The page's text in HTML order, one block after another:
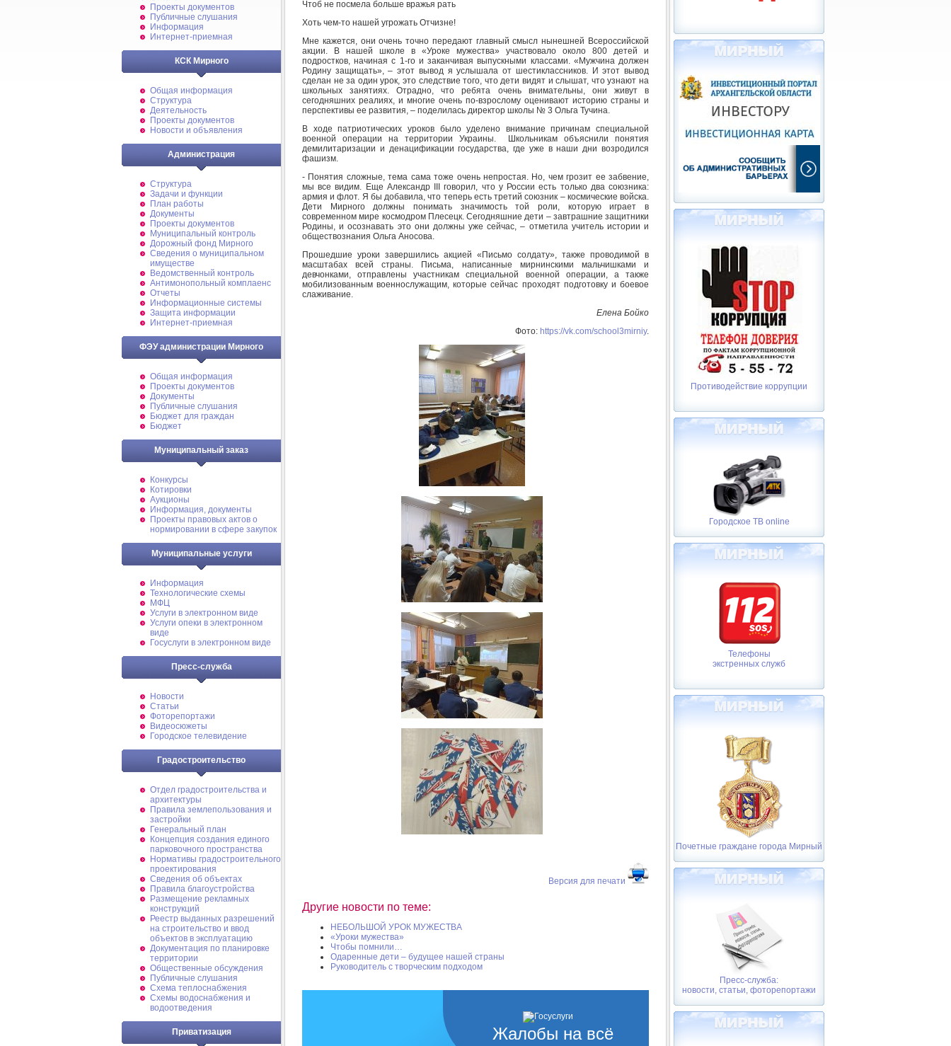
Проекты документов
Публичные слушания
Информация
Интернет-приемная
КСК Мирного
Общая информация
Структура
Деятельность
Проекты документов
Новости и объявления
Администрация
Структура
Задачи и функции
План работы
Документы
Проекты документов
Муниципальный контроль
Дорожный фонд Мирного
Cведения о муниципальном
имуществе
Ведомственный контроль
Антимонопольный комплаенс
Отчеты
Информационные системы
Защита информации
Интернет-приемная
ФЭУ администрации Мирного
Общая информация
Проекты документов
Документы
Публичные слушания
Бюджет для граждан
Бюджет
Муниципальный заказ
Конкурсы
Котировки
Аукционы
Информация, документы
Проекты правовых актов о
нормировании в сфере закупок
Муниципальные услуги
Информация
Технологические схемы
МФЦ
Услуги в электронном виде
Услуги опеки в электронном
виде
Госуслуги в электронном виде
Пресс-служба
Новости
Статьи
Фоторепортажи
Видеосюжеты
Городское телевидение
Градостроительство
Отдел градостроительства и
архитектуры
Правила землепользования и
застройки
Генеральный план
Концепция создания единого
парковочного пространства
Нормативы градостроительного
проектирования
Сведения об объектах
Правила благоустройства
Размещение рекламных
конструкций
Реестр выданных разрешений
на строительство и ввод
объектов в эксплуатацию
Документация по планировке
территории
Общественные обсуждения
Публичные слушания
Схема теплоснабжения
Схемы водоснабжения и
водоотведения
Приватизация
Чтоб не посмела больше вражья рать
Хоть чем-то нашей угрожать Отчизне!
Мне кажется, они очень точно передают главный смысл нынешней Всероссийской
акции. В нашей школе в «Уроке мужества» участвовало около 800 детей и
подростков, начиная с 1-го и заканчивая выпускными классами. «Мужчина должен
Родину защищать», – этот вывод я услышала от шестиклассников. И этот вывод
сделан не за один урок, это следствие того, что дети видят и слышат, что узнают на
школьных занятиях. Отрадно, что ребята очень внимательны, они живут в
сегодняшних реалиях, и многие очень по-взрослому оценивают историю страны и
перспективы ее развития, – поделилась директор школы № 3 Ольга Тучина.
В ходе патриотических уроков было уделено внимание причинам специальной
военной операции на территории Украины. Школьникам объяснили понятия
демилитаризации и денацификации государства, где уже в наши дни возродился
фашизм.
- Понятия сложные, тема сама тоже очень непростая. Но, чем грозит ее забвение,
мы все видим. Еще Александр III говорил, что у России есть только два союзника:
армия и флот. Я бы добавила, что теперь есть третий союзник – космические войска.
Дети Мирного должны понимать значимость той роли, которую играет в
современном мире космодром Плесецк. Сегодняшние дети – завтрашние защитники
Родины, и осознавать это они должны уже сейчас, – отметила учитель истории и
обществознания Ольга Аносова.
Прошедшие уроки завершились акцией «Письмо солдату», также проводимой в
масштабах всей страны. Письма, написанные мирнинскими мальчишками и
девчонками, отправлены участникам специальной военной операции, а также
мобилизованным военнослужащим, которые сейчас проходят подготовку и боевое
слаживание.
Елена Бойко
Фото: https://vk.com/school3mirniy.
Версия для печати
Другие новости по теме:
НЕБОЛЬШОЙ УРОК МУЖЕСТВА
«Уроки мужества»
Чтобы помнили…
Одаренные дети – будущее нашей страны
Руководитель с творческим подходом
Жалобы на всё
Противодействие коррупции
Городское ТВ online
Телефоны
экстренных служб
Почетные граждане города Мирный
Пресс-служба:
новости, статьи, фоторепортажи